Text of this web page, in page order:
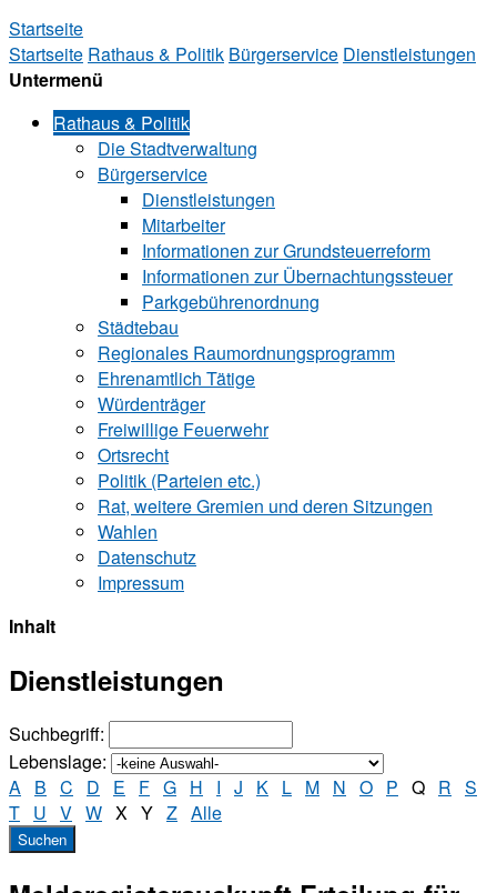
Startseite
Startseite Rathaus & Politik Bürgerservice Dienstleistungen
Untermenü
Rathaus & Politik
Die Stadtverwaltung
Bürgerservice
Dienstleistungen
Mitarbeiter
Informationen zur Grund‍steu‍er‍re‍form
Informationen zur Über‍nachtungssteuer
Parkgebührenordnung
Städtebau
Regionales Raumordnungsprogramm
Ehrenamtlich Tätige
Würdenträger
Freiwillige Feuerwehr
Ortsrecht
Politik (Parteien etc.)
Rat, weitere Gremien und deren Sitzungen
Wahlen
Datenschutz
Impressum
Inhalt
Dienstleistungen
Suchbegriff:
Lebenslage:
A B C D E F G H I J K L M N O P Q R S
T U V W X Y Z Alle